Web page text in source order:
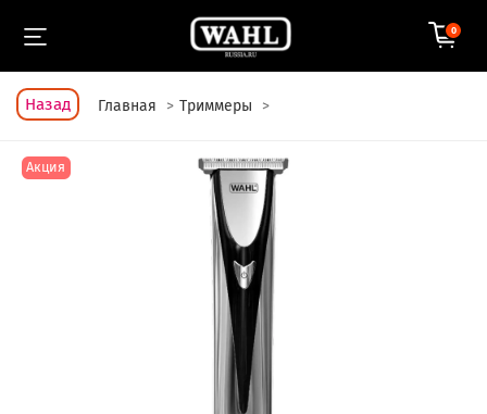
0
Назад Главная Триммеры
Акция